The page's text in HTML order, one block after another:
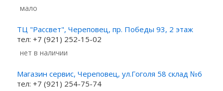
Мало
ТЦ "Рассвет", Череповец, пр. Победы 93, 2 этаж
тел: +7 (921) 252-15-02
Нет в наличии
Магазин сервис, Череповец, ул.Гоголя 58 склад №6
тел: +7 (921) 254-75-74